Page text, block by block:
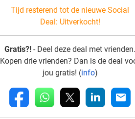
Tijd resterend tot de nieuwe Social
Deal: Uitverkocht!
Gratis?! - Deel deze deal met vrienden.
Kopen drie vrienden? Dan is de deal
jou gratis! (info)
fb whatsapp linkedin mail